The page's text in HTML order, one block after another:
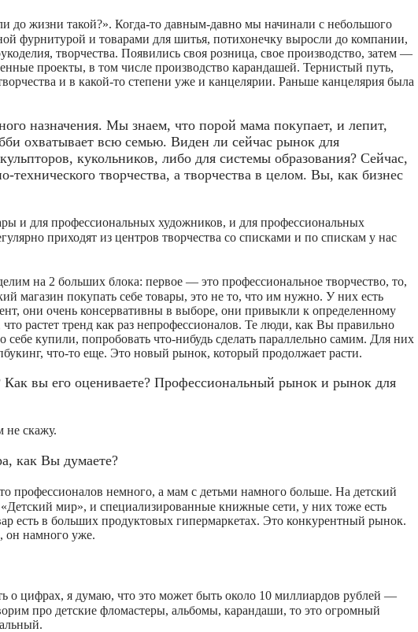
до жизни такой?». Когда-то давным-давно мы начинали с небольшого
фурнитурой и товарами для шитья, потихонечку выросли до компании,
творчества. Появились своя розница, свое производство, затем —
проекты, в том числе производство карандашей. Тернистый путь,
и в какой-то степени уже и канцелярии. Раньше канцелярия была
назначения. Мы знаем, что порой мама покупает, и лепит,
охватывает всю семью. Виден ли сейчас рынок для
кукольников, либо для системы образования? Сейчас,
творчества, а творчества в целом. Вы, как бизнес
и для профессиональных художников, и для профессиональных
приходят из центров творчества со списками и по спискам у нас
на 2 больших блока: первое — это профессиональное творчество, то,
магазин покупать себе товары, это не то, что им нужно. У них есть
они очень консервативны в выборе, они привыкли к определенному
растет тренд как раз непрофессионалов. Те люди, как Вы правильно
купили, попробовать что-нибудь сделать параллельно самим. Для них
что-то еще. Это новый рынок, который продолжает расти.
вы его оцениваете? Профессиональный рынок и рынок для
не скажу.
как Вы думаете?
профессионалов немного, а мам с детьми намного больше. На детский
мир», и специализированные книжные сети, у них тоже есть
есть в больших продуктовых гипермаркетах. Это конкурентный рынок.
он намного уже.
о цифрах, я думаю, что это может быть около 10 миллиардов рублей —
про детские фломастеры, альбомы, карандаши, то это огромный